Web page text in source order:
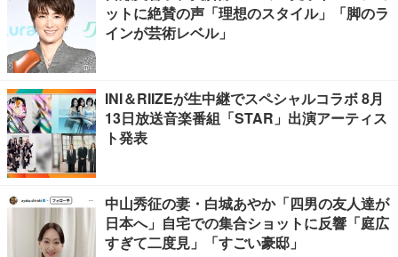
ットに絶賛の声「理想のスタイル」「脚のラ
インが芸術レベル」
INI＆RIIZEが生中継でスペシャルコラボ 8月
13日放送音楽番組「STAR」出演アーティス
ト発表
中山秀征の妻・白城あやか「四男の友人達が
日本へ」自宅での集合ショットに反響「庭広
すぎて二度見」「すごい豪邸」